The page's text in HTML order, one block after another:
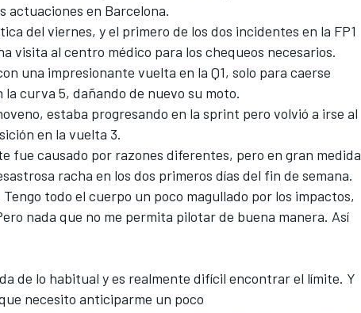
actuaciones en Barcelona.
del viernes, yel primero de los dos incidentes en la FP1
visita al centro médico para los chequeos necesarios.
una impresionante vuelta en la Q1, solo para caerse
curva 5, dañando de nuevo su moto.
estaba progresando en la sprint pero volvió a irse al
en la vuelta 3.
fue causado por razones diferentes, pero en gran medida
racha en los dos primeros días del fin de semana.
todo el cuerpo un poco magullado por los impactos,
nada que no me permita pilotar de buena manera. Así
de lo habitual y es realmente difícil encontrar el límite. Y
necesito anticiparme un poco